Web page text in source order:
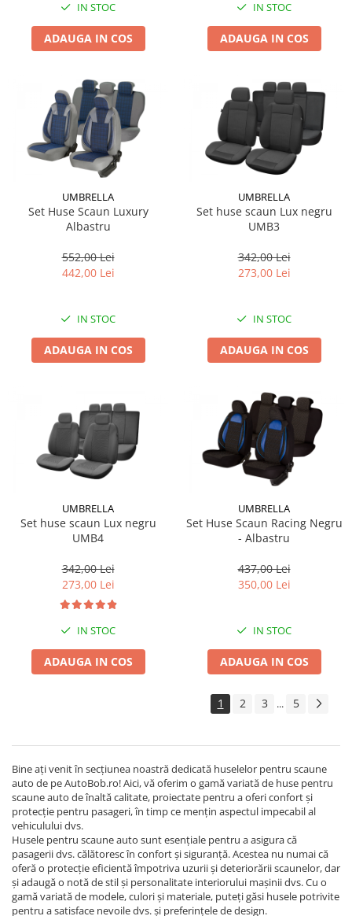
IN STOC
ADAUGA IN COS
IN STOC
ADAUGA IN COS
UMBRELLA
Set Huse Scaun Luxury
Albastru
552,00 Lei
442,00 Lei
IN STOC
ADAUGA IN COS
UMBRELLA
Set huse scaun Lux negru
UMB3
342,00 Lei
273,00 Lei
IN STOC
ADAUGA IN COS
UMBRELLA
Set huse scaun Lux negru
UMB4
342,00 Lei
273,00 Lei
IN STOC
ADAUGA IN COS
UMBRELLA
Set Huse Scaun Racing Negru
- Albastru
437,00 Lei
350,00 Lei
IN STOC
ADAUGA IN COS
1 2 3 ... 5
Bine ați venit în secțiunea noastră dedicată huselelor pentru scaune
auto de pe AutoBob.ro! Aici, vă oferim o gamă variată de huse pentru
scaune auto de înaltă calitate, proiectate pentru a oferi confort și
protecție pentru pasageri, în timp ce mențin aspectul impecabil al
vehiculului dvs.
Husele pentru scaune auto sunt esențiale pentru a asigura că
pasagerii dvs. călătoresc în confort și siguranță. Acestea nu numai că
oferă o protecție eficientă împotriva uzurii și deteriorării scaunelor, dar
și adaugă o notă de stil și personalitate interiorului mașinii dvs. Cu o
gamă variată de modele, culori și materiale, puteți găsi husele potrivite
pentru a satisface nevoile dvs. și preferințele de design.